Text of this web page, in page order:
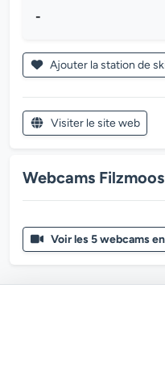
-
Ajouter la station de
Visiter le site web
Webcams
Voir les 5 webcams